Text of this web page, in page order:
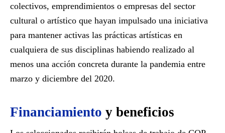
colectivos, emprendimientos o empresas del sector
cultural o artístico que hayan impulsado una iniciativa
para mantener activas las prácticas artísticas en
cualquiera de sus disciplinas habiendo realizado al
menos una acción concreta durante la pandemia entre
marzo y diciembre del 2020.
Financiamiento y beneficios